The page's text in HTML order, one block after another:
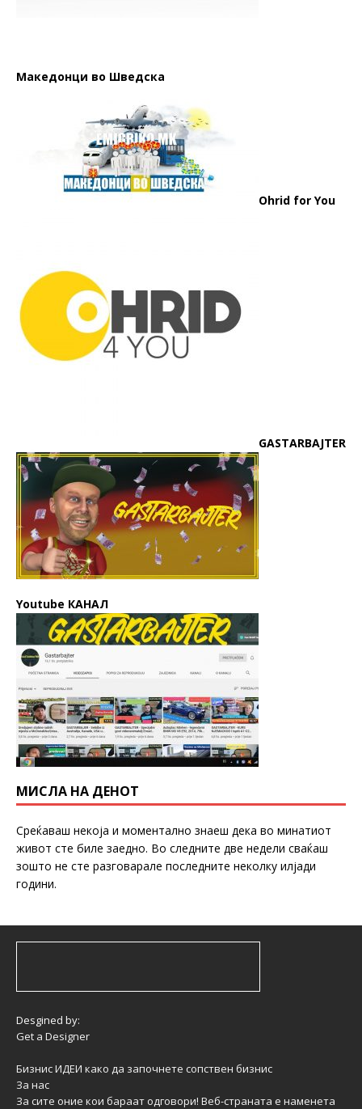
Македонци во Шведска
Ohrid for You
GASTARBAJTER
Youtube КАНАЛ
МИСЛА НА ДЕНОТ
Среќаваш некоја и моментално знаеш дека во минатиот
живот сте биле заедно. Во следните две недели сваќаш
зошто не сте разговарале последните неколку илјади
години.
Desgined by:
Get a Designer
Бизнис ИДЕИ како да започнете сопствен бизнис
За нас
За сите оние кои бараат одговори! Веб-страната е наменета